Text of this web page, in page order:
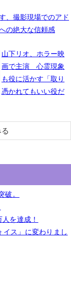
、撮影現場でのアド
の絶大な信頼感
山下リオ、ホラー映
画で主演 心霊現象
も役に活かす「取り
憑かれてもいい役だ
。
を達成！
ス」に変わりまし